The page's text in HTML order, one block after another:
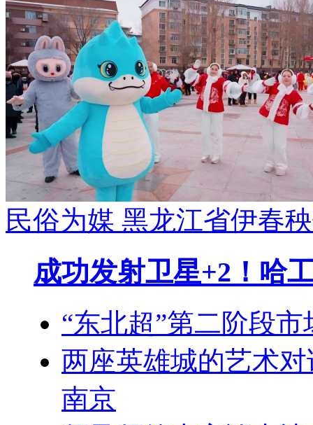
民俗为媒 黑龙江省伊春
成功发射卫星+2！哈
“东北超”第二阶段
两座英雄城的艺术
南京